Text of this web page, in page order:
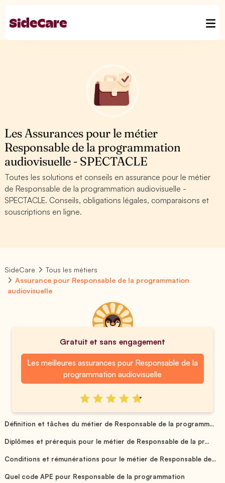
Les Assurances pour le métier
Responsable de la programmation
audiovisuelle - SPECTACLE
Toutes les solutions et conseils en assurance pour le métier
de Responsable de la programmation audiovisuelle -
SPECTACLE. Conseils, obligations légales, comparaisons et
souscriptions en ligne.
SideCare
Tous les métiers
Assurance pour Responsable de la programmation
audiovisuelle
Gratuit et sans engagement
Les meilleures assurances pour Responsable de la
programmation audiovisuelle
Définition et tâches du métier de Responsable de la programm...
Diplômes et prérequis pour le métier de Responsable de la pr...
Conditions et rémunérations pour le métier de Responsable de...
Quel code APE pour Responsable de la programmation